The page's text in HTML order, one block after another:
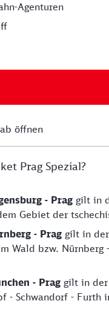
Agenturen
öffnen
Prag Spezial?
- Prag gilt in
Gebiet der
- Prag gilt in
Wald bzw.
- Prag gilt in der
- Schwandorf -